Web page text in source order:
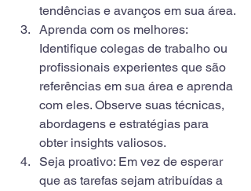
tendências e avanços em sua área.
Aprenda com os melhores:
Identifique colegas de trabalho ou
profissionais experientes que são
referências em sua área e aprenda
com eles. Observe suas técnicas,
abordagens e estratégias para
obter insights valiosos.
Seja proativo: Em vez de esperar
que as tarefas sejam atribuídas a